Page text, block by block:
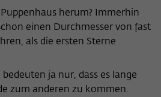
herum? Immerhin
einen Durchmesser von fast
als die ersten Sterne
ja nur, dass es lange
zum anderen zu kommen.